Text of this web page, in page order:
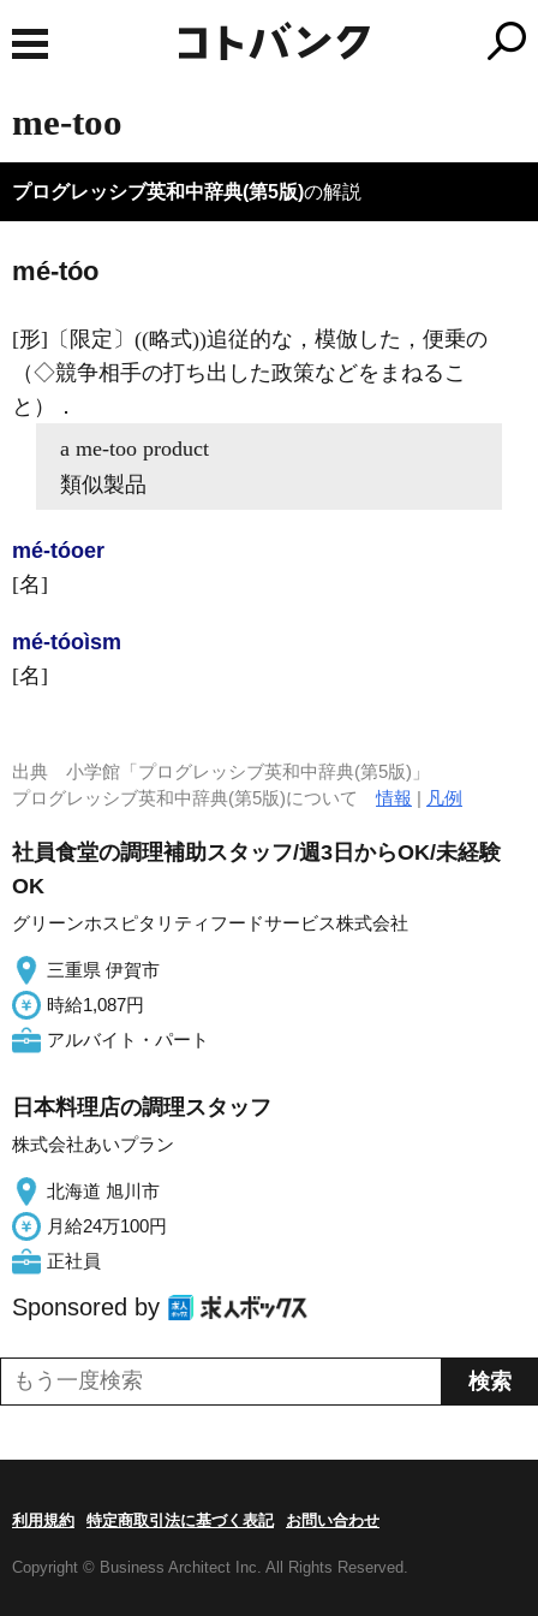
me-too
プログレッシブ英和中辞典(第5版)の解説
mé-tóo
[形] 〔限定〕((略式))追従的な，模倣した，便乗の
（◇競争相手の打ち出した政策などをまねるこ
と）
．
a me-too product
類似製品
mé-tóoer
[名]
mé-tóoìsm
[名]
出典 小学館「プログレッシブ英和中辞典(第5版)」
プログレッシブ英和中辞典(第5版)について情報 | 凡例
社員食堂の調理補助スタッフ/週3日からOK/未経験
OK
グリーンホスピタリティフードサービス株式会社
三重県 伊賀市
時給1,087円
アルバイト・パート
日本料理店の調理スタッフ
株式会社あいプラン
北海道 旭川市
月給24万100円
正社員
Sponsored by
利用規約 特定商取引法に基づく表記 お問い合わせ
Copyright © Business Architect Inc. All Rights Reserved.